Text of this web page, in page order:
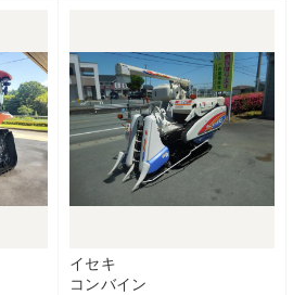
イセキ
コンバイン